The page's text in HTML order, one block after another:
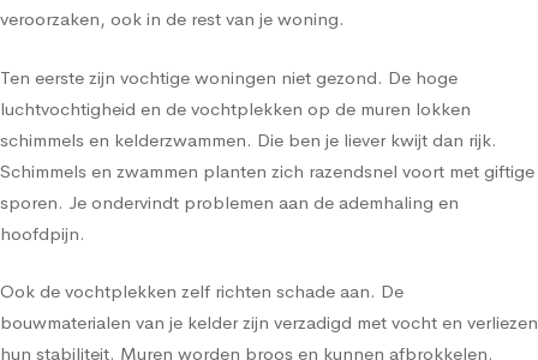
veroorzaken, ook in de rest van je woning.
Ten eerste zijn vochtige woningen niet gezond. De hoge
luchtvochtigheid en de vochtplekken op de muren lokken
schimmels en kelderzwammen. Die ben je liever kwijt dan rijk.
Schimmels en zwammen planten zich razendsnel voort met giftige
sporen. Je ondervindt problemen aan de ademhaling en
hoofdpijn.
Ook de vochtplekken zelf richten schade aan. De
bouwmaterialen van je kelder zijn verzadigd met vocht en verliezen
hun stabiliteit. Muren worden broos en kunnen afbrokkelen.